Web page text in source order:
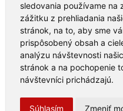
sledovania používame na
zážitku z prehliadania
stránok, na to, aby sme
prispôsobený obsah a
analýzu návštevnosti
stránok a na pochopenie
návštevníci prichádzajú.
Súhlasím Zmeniť
Mýty a fakty o
Moderné schodisko:
Ako najlepšie opticky
Na čo slúži hliníková
Ako efektne a prakticky
Aké trendy prináša
Čo radia dizajnéri o skle
Prečo tieto dizajnové
Moderné sklenené
Čo by nemalo v